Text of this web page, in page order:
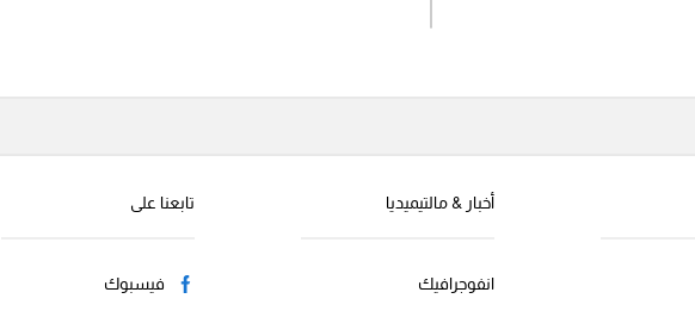
إرسال تعليق
أخبار & مالتيميديا
انفوجرافيك
تابعنا على
فيسبوك